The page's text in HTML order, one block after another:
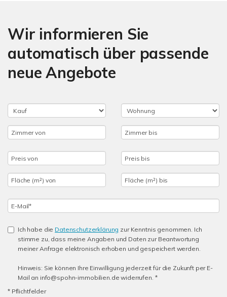
Wir informieren Sie
automatisch über passende
neue Angebote
Ich habe die Datenschutzerklärung zur Kenntnis genommen. Ich
stimme zu, dass meine Angaben und Daten zur Beantwortung
meiner Anfrage elektronisch erhoben und gespeichert werden.
Hinweis: Sie können Ihre Einwilligung jederzeit für die Zukunft per E-
Mail an info@spohn-immobilien.de widerrufen. *
* Pflichtfelder